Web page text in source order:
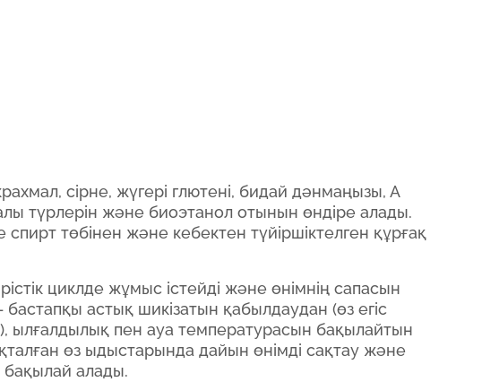
сірне, жүгері глютені, бидай дәнмаңызы, А
түрлерін және биоэтанол отынын өндіре алады.
спирт төбінен және кебектен түйіршіктелген құрғақ
циклде жұмыс істейді және өнімнің сапасын
астық шикізатын қабылдаудан (өз егіс
ылғалдылық пен ауа температурасын бақылайтын
өз ыдыстарында дайын өнімді сақтау және
бақылай алады.